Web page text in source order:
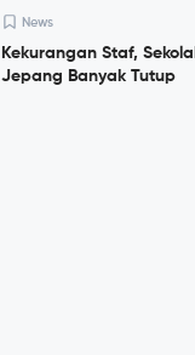
News
Kekurangan Staf,
Jepang Banyak Tutup